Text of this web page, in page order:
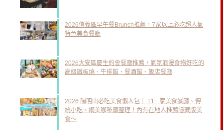
2026信義區早午餐Brunch推薦，7家以上必吃超人氣
特色美食餐廳
2026大安區慶生約會餐廳推薦，氣氛浪漫食物好吃的
高級鐵板燒、牛排館、餐酒館、飯店餐廳
2026 陽明山必吃美食懶人包｜ 11+ 家美食餐廳、傳
統小吃、網美咖啡廳整理！內有在地人推薦隱藏版美
食～